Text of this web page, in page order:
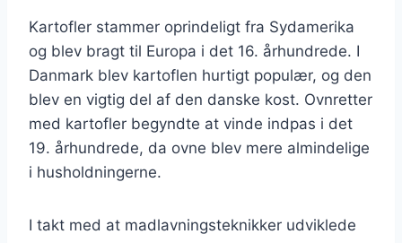
Kartofler stammer oprindeligt fra Sydamerika
og blev bragt til Europa i det 16. århundrede. I
Danmark blev kartoflen hurtigt populær, og den
blev en vigtig del af den danske kost. Ovnretter
med kartofler begyndte at vinde indpas i det
19. århundrede, da ovne blev mere almindelige
i husholdningerne.
I takt med at madlavningsteknikker udviklede